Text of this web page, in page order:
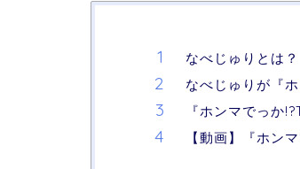
なべじゅりとは？
なべじゅりが『
『ホンマでっか
【動画】『ホン